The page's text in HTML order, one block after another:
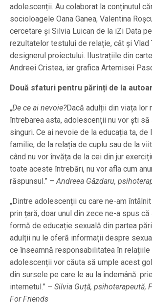
adolescenții. Au colaborat la conținutul
socioloagele Oana Ganea, Valentina
cercetare și Silvia Luican de la iZi Data
rezultatelor testului de relație, cât și Vlad
designerul proiectului. Ilustrațiile din
Andreei Cristea, iar grafica Artemisei
Două sfaturi pentru părinți de la
„De ce ai nevoie?Dacă adulții din viața lor
întrebarea asta, adolescenții nu vor ști
singuri. Ce ai nevoie de la educația ta, de
familie, de la relația de cuplu sau de la
când nu vor învăța de la cei din jur
toate aceste întrebări, nu vor afla cum
răspunsul.” –Andreea Găzdaru,
„Dintre adolescenții cu care ne-am
prin țară, doar unul din zece ne-a spus că
formă de educație sexuală din partea
adulții nu le oferă informații despre
ce înseamnă responsabilitatea în relațiile
adolescenții vor căuta să umple acest
din sursele pe care le au la îndemână:
internetul.” – Silvia Guță, psihoterapeută,
For Friends